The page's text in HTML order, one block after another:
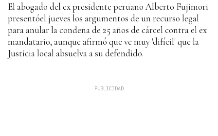
El abogado del ex presidente peruano Alberto Fujimori
presentóel jueves los argumentos de un recurso legal
para anular la condena de 25 años de cárcel contra el ex
mandatario, aunque afirmó que ve muy 'difícil' que la
Justicia local absuelva a su defendido.